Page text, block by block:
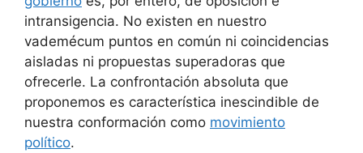
intransigencia. No existen en nuestro
vademécum puntos en común ni coincidencias
aisladas ni propuestas superadoras que
ofrecerle. La confrontación absoluta que
proponemos es característica inescindible de
nuestra conformación como movimiento
político.